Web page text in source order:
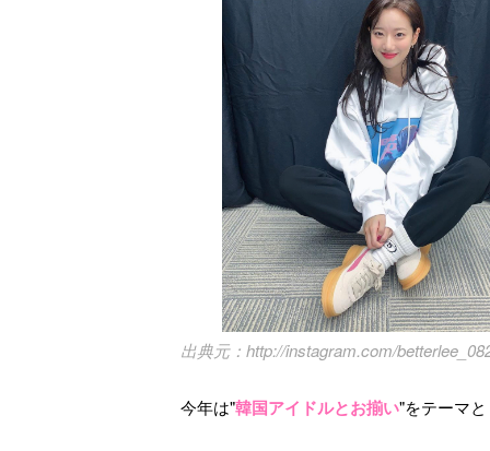
http://instagram.com/
今年は"韓国アイドルとお揃い"をテーマ